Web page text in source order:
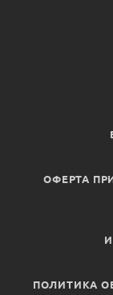
ОФЕРТА
ПОЛИТИКА